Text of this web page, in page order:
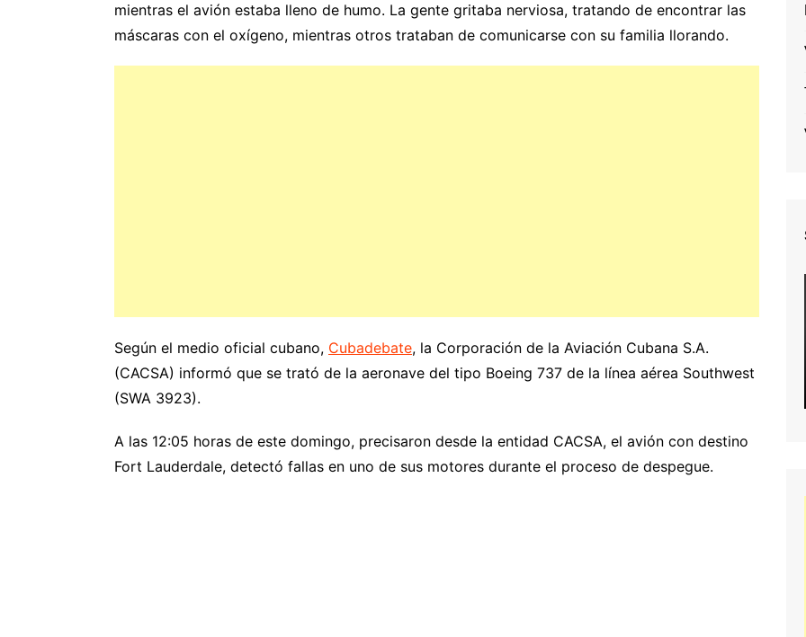
mientras el avión estaba lleno de humo. La gente gritaba nerviosa, tratando de encontrar las
máscaras con el oxígeno, mientras otros trataban de comunicarse con su familia llorando.
Según el medio oficial cubano, Cubadebate, la Corporación de la Aviación Cubana S.A.
(CACSA) informó que se trató de la aeronave del tipo Boeing 737 de la línea aérea Southwest
(SWA 3923).
A las 12:05 horas de este domingo, precisaron desde la entidad CACSA, el avión con destino
Fort Lauderdale, detectó fallas en uno de sus motores durante el proceso de despegue.